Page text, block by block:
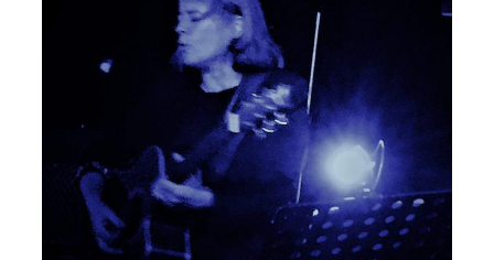
lorgne vers l’americana,
Jeanne Morisseau se faisant
l’expérimentale (et moins
amère) cousine d’unePatti
Smithréconciliée avec la
lumière. « D’un cœur las de
tendresse intranquille sans